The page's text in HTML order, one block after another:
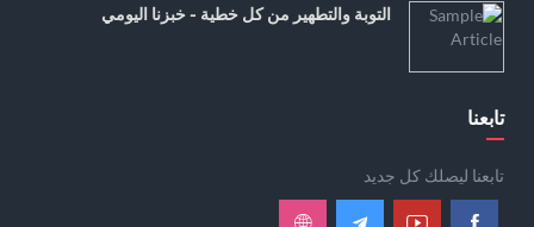
التوبة والتطهير من كل خطية - خبزنا اليومي
تابعنا
تابعنا ليصلك كل جديد